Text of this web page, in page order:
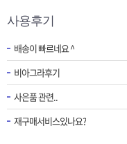
사용후기
배송이 빠르네요 ^
비아그라후기
사은품 관련..
재구매서비스있나요?